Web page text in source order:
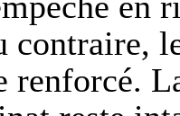
renforcé.